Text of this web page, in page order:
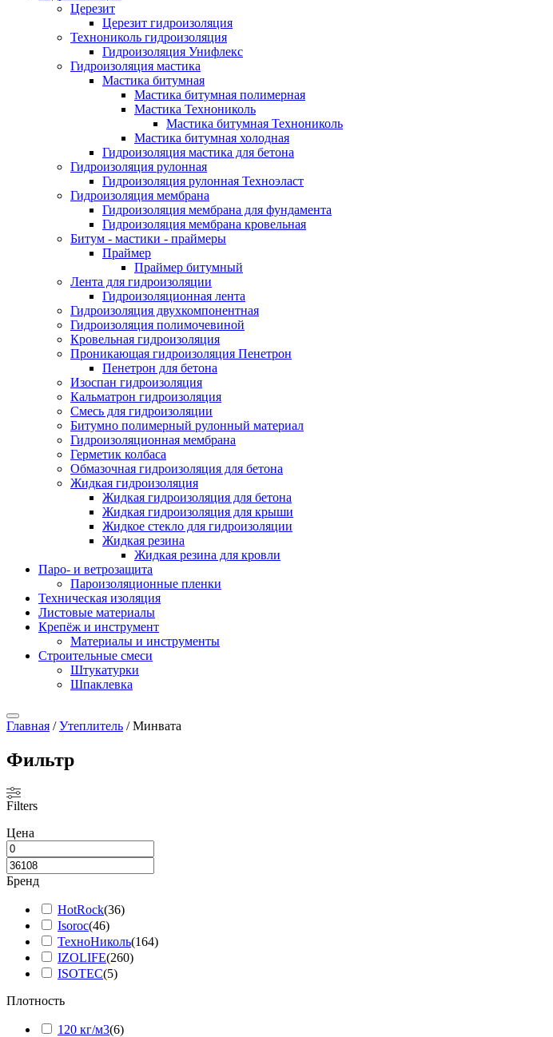
Церезит
Церезит гидроизоляция
Технониколь гидроизоляция
Гидроизоляция Унифлекс
Гидроизоляция мастика
Мастика битумная
Мастика битумная полимерная
Мастика Технониколь
Мастика битумная Технониколь
Мастика битумная холодная
Гидроизоляция мастика для бетона
Гидроизоляция рулонная
Гидроизоляция рулонная Техноэласт
Гидроизоляция мембрана
Гидроизоляция мембрана для фундамента
Гидроизоляция мембрана кровельная
Битум - мастики - праймеры
Праймер
Праймер битумный
Лента для гидроизоляции
Гидроизоляционная лента
Гидроизоляция двухкомпонентная
Гидроизоляция полимочевиной
Кровельная гидроизоляция
Проникающая гидроизоляция Пенетрон
Пенетрон для бетона
Изоспан гидроизоляция
Кальматрон гидроизоляция
Смесь для гидроизоляции
Битумно полимерный рулонный материал
Гидроизоляционная мембрана
Герметик колбаса
Обмазочная гидроизоляция для бетона
Жидкая гидроизоляция
Жидкая гидроизоляция для бетона
Жидкая гидроизоляция для крыши
Жидкое стекло для гидроизоляции
Жидкая резина
Жидкая резина для кровли
Паро- и ветрозащита
Пароизоляционные пленки
Техническая изоляция
Листовые материалы
Крепёж и инструмент
Материалы и инструменты
Строительные смеси
Штукатурки
Шпаклевка
Главная /Утеплитель / Минвата
Фильтр
Filters
Цена
Бренд
HotRock(36)
Isoroc(46)
ТехноНиколь(164)
IZOLIFE(260)
ISOTEC(5)
Плотность
120 кг/м3(6)